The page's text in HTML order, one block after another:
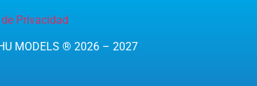
Privacidad
MODELS ® 2026 – 2027